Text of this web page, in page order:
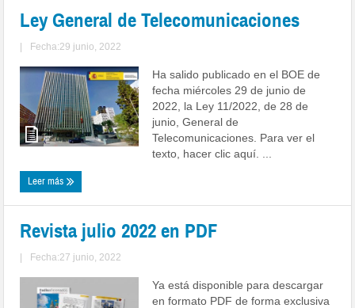
Ley General de Telecomunicaciones
| Fecha:29 junio, 2022
Ha salido publicado en el BOE de
fecha miércoles 29 de junio de
2022, la Ley 11/2022, de 28 de
junio, General de
Telecomunicaciones. Para ver el
texto, hacer clic aquí. ...
Leer más
Revista julio 2022 en PDF
| Fecha:27 junio, 2022
Ya está disponible para descargar
en formato PDF de forma exclusiva